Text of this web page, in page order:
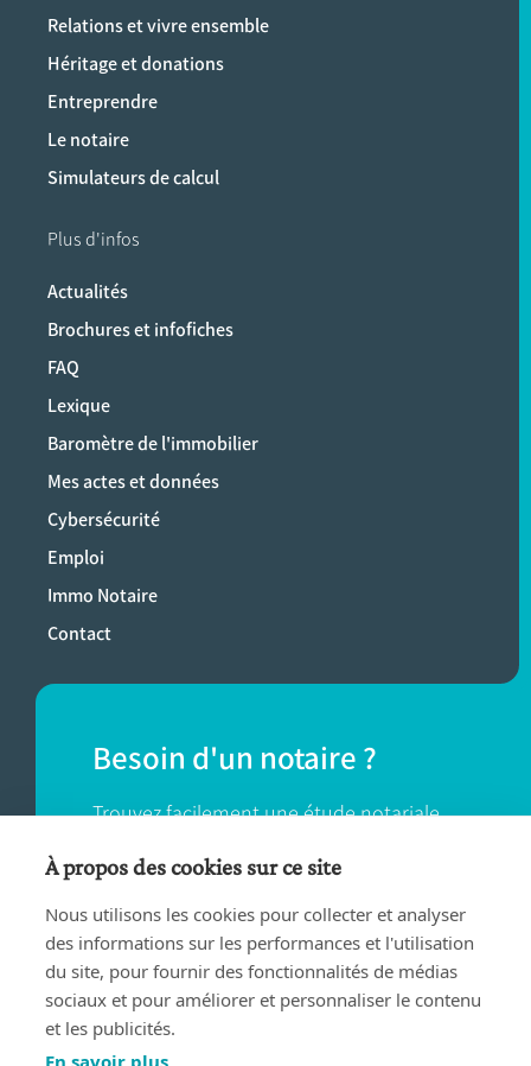
Relations et vivre ensemble
Héritage et donations
Entreprendre
Le notaire
Simulateurs de calcul
Plus d'infos
Actualités
Brochures et infofiches
FAQ
Lexique
Baromètre de l'immobilier
Mes actes et données
Cybersécurité
Emploi
Immo Notaire
Contact
Besoin d'un notaire ?
Trouvez facilement une étude notariale
près de chez vous.
TROUVER UN NOTAIRE
À propos des cookies sur ce site
Nous utilisons les cookies pour collecter et analyser
des informations sur les performances et l'utilisation
du site, pour fournir des fonctionnalités de médias
sociaux et pour améliorer et personnaliser le contenu
et les publicités.
En savoir plus